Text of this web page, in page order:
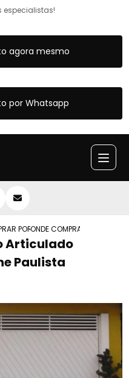
especialistas!
agora mesmo
por Whatsapp
ARTICULADOS
PORTAO ARTICULADO DE
ONDE COMPRAR PORTAO
Articulado
Paulista